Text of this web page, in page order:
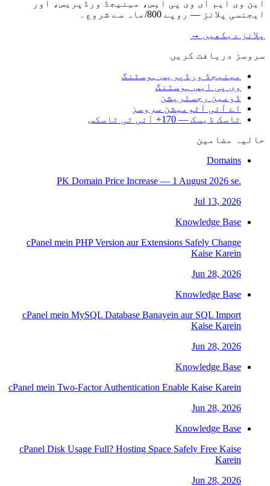
این وی ایم ای وی پی ایس، مینیجڈ ورڈپریس، اور
ایجنسی پلانز — روپے 800/ماہ سے شروع۔
پلانز دیکھیں →
سروسز دریافت کریں
مینیجڈ ورڈپریس ہوسٹنگ
وی پی ایس ہوسٹنگ
ڈومین رجسٹریشن
اے آئی آٹومیشن سروسز
ٹاسک ڈیسک — 170+ آئی ٹی ٹاسکس
حالیہ مضامین
Domains
.PK Domain Price Increase — 1 August 2026 se
Jul 13, 2026
Knowledge Base
cPanel mein PHP Version aur Extensions Safely Change
Kaise Karein
Jun 28, 2026
Knowledge Base
cPanel mein MySQL Database Banayein aur SQL Import
Kaise Karein
Jun 28, 2026
Knowledge Base
cPanel mein Two-Factor Authentication Enable Kaise Karein
Jun 28, 2026
Knowledge Base
cPanel Disk Usage Full? Hosting Space Safely Free Kaise
Karein
Jun 28, 2026